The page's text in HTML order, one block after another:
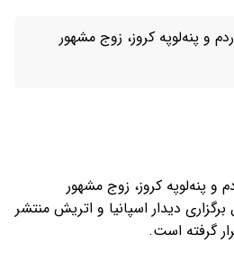
و پنه‌لوپه کروز، زوج مشهور
و پنه‌لوپه کروز، زوج مشهور
دیدار اسپانیا و اتریش منتشر
گرفته است.